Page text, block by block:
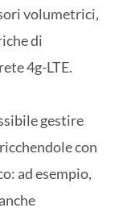
volumetrici,
di
4g-LTE.
gestire
con
ad esempio,